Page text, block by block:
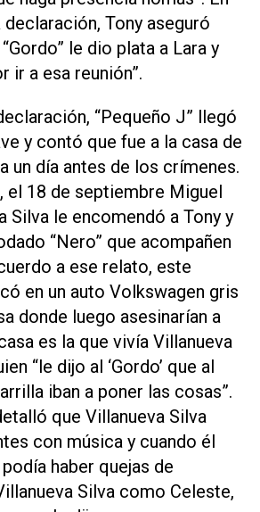
Tony aseguró
le dio plata a Lara y
ir a esa reunión”.
“Pequeño J” llegó
y contó que fue a la casa de
un día antes de los crímenes.
el 18 de septiembre Miguel
Silva le encomendó a Tony y
“Nero” que acompañen
a ese relato, este
en un auto Volkswagen gris
donde luego asesinarían a
es la que vivía Villanueva
“le dijo al ‘Gordo’ que al
iban a poner las cosas”.
que Villanueva Silva
con música y cuando él
haber quejas de
Silva como Celeste,